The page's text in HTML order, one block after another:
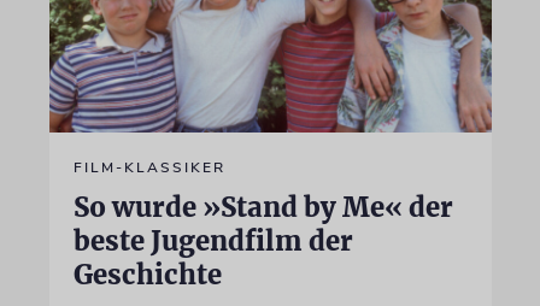
FILM-KLASSIKER
So wurde »Stand by Me« der
beste Jugendfilm der
Geschichte